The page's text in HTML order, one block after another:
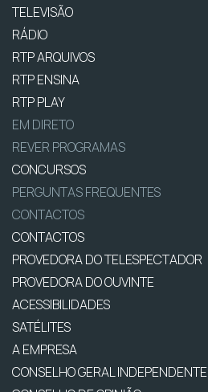
TELEVISÃO
RÁDIO
RTP ARQUIVOS
RTP ENSINA
RTP PLAY
EM DIRETO
REVER PROGRAMAS
CONCURSOS
PERGUNTAS FREQUENTES
CONTACTOS
CONTACTOS
PROVEDORA DO TELESPECTADOR
PROVEDORA DO OUVINTE
ACESSIBILIDADES
SATÉLITES
A EMPRESA
CONSELHO GERAL INDEPENDENTE